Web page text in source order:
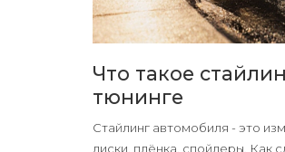
Что такое
тюнинге
Стайлинг автомобиля - это
диски, плёнка, спойлеры. Как